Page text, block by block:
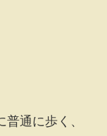
通に歩く、